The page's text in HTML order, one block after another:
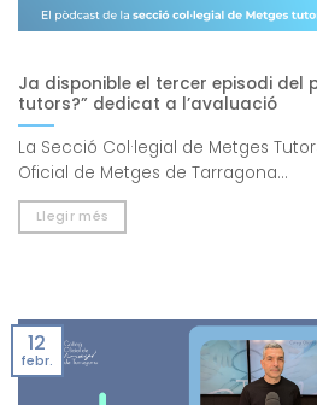
Ja disponible el tercer episodi del
tutors?” dedicat a l’avaluació
La Secció Col·legial de Metges
Oficial de Metges de Tarragona...
Llegir més
12
febr.